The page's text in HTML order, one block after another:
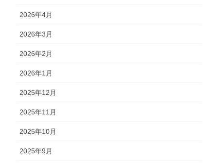
2026年4月
2026年3月
2026年2月
2026年1月
2025年12月
2025年11月
2025年10月
2025年9月